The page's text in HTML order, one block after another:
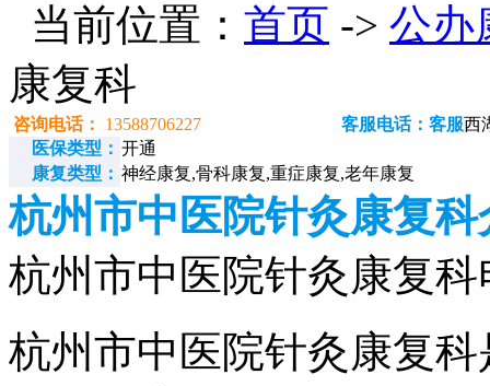
当前位置： 首页 -> 公办
康复科
咨询电话： 13588706227 客服电话：客服西
医保类型： 开通
康复类型： 神经康复,骨科康复,重症康复,老年康复
杭州市中医院针灸康复科
杭州市中医院针灸康复科
杭州市中医院针灸康复